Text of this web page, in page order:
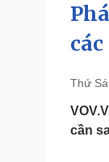
Tổ
Quốc
Nhận
Pháp
Vụ án
Thứ
cần